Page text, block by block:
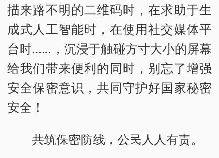
描来路不明的二维码时，在求助于生
成式人工智能时，在使用社交媒体平
台时……，沉浸于触碰方寸大小的屏幕
给我们带来便利的同时，别忘了增强
安全保密意识，共同守护好国家秘密
安全！
共筑保密防线，公民人人有责。